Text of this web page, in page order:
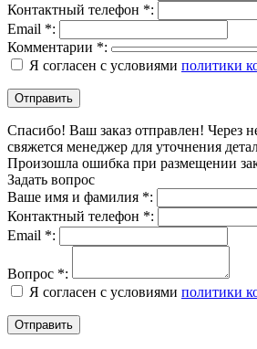
Контактный телефон *:
Email *:
Комментарии *:
Я согласен с условиями политики
Спасибо! Ваш заказ отправлен! Через
свяжется менеджер для уточнения
Произошла ошибка при размещении
Задать вопрос
Ваше имя и фамилия *:
Контактный телефон *:
Email *:
Вопрос *:
Я согласен с условиями политики